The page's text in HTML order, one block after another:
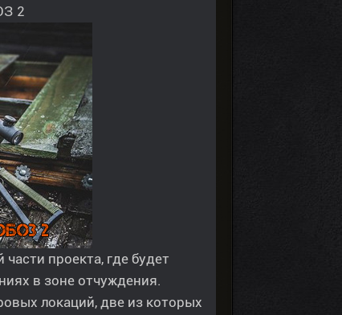
2
проекта, где будет
в зоне отчуждения.
локаций, две из которых